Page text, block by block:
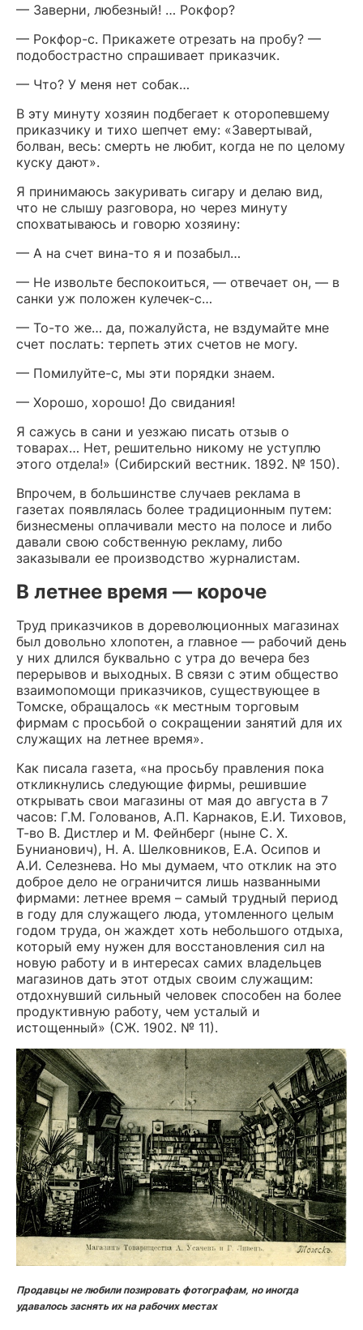
— Заверни, любезный! … Рокфор?
— Рокфор-с. Прикажете отрезать на пробу? —
подобострастно спрашивает приказчик.
— Что? У меня нет собак…
В эту минуту хозяин подбегает к оторопевшему
приказчику и тихо шепчет ему: «Завертывай,
болван, весь: смерть не любит, когда не по целому
куску дают».
Я принимаюсь закуривать сигару и делаю вид,
что не слышу разговора, но через минуту
спохватываюсь и говорю хозяину:
— А на счет вина-то я и позабыл…
— Не извольте беспокоиться, — отвечает он, — в
санки уж положен кулечек-с…
— То-то же… да, пожалуйста, не вздумайте мне
счет послать: терпеть этих счетов не могу.
— Помилуйте-с, мы эти порядки знаем.
— Хорошо, хорошо! До свидания!
Я сажусь в сани и уезжаю писать отзыв о
товарах… Нет, решительно никому не уступлю
этого отдела!» (Сибирский вестник. 1892. № 150).
Впрочем, в большинстве случаев реклама в
газетах появлялась более традиционным путем:
бизнесмены оплачивали место на полосе и либо
давали свою собственную рекламу, либо
заказывали ее производство журналистам.
В летнее время — короче
Труд приказчиков в дореволюционных магазинах
был довольно хлопотен, а главное — рабочий день
у них длился буквально с утра до вечера без
перерывов и выходных. В связи с этим общество
взаимопомощи приказчиков, существующее в
Томске, обращалось «к местным торговым
фирмам с просьбой о сокращении занятий для их
служащих на летнее время».
Как писала газета, «на просьбу правления пока
откликнулись следующие фирмы, решившие
открывать свои магазины от мая до августа в 7
часов: Г.М. Голованов, А.П. Карнаков, Е.И. Тиховов,
Т-во В. Дистлер и М. Фейнберг (ныне С. Х.
Бунианович), Н. А. Шелковников, Е.А. Осипов и
А.И. Селезнева. Но мы думаем, что отклик на это
доброе дело не ограничится лишь названными
фирмами: летнее время – самый трудный период
в году для служащего люда, утомленного целым
годом труда, он жаждет хоть небольшого отдыха,
который ему нужен для восстановления сил на
новую работу и в интересах самих владельцев
магазинов дать этот отдых своим служащим:
отдохнувший сильный человек способен на более
продуктивную работу, чем усталый и
истощенный» (СЖ. 1902. № 11).
Продавцы не любили позировать фотографам, но иногда
удавалось заснять их на рабочих местах